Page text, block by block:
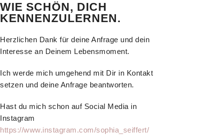
WIE SCHÖN, DICH
KENNENZULERNEN.
Herzlichen Dank für deine Anfrage und dein
Interesse an Deinem Lebensmoment.
Ich werde mich umgehend mit Dir in Kontakt
setzen und deine Anfrage beantworten.
Hast du mich schon auf Social Media in
Instagram
https://www.instagram.com/sophia_seiffert/